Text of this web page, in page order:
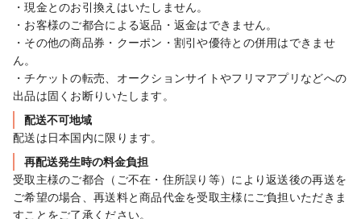
・現金とのお引換えはいたしません。
・お客様のご都合による返品・返金はできません。
・その他の商品券・クーポン・割引や優待との併用はできませ
ん。
・チケットの転売、オークションサイトやフリマアプリなどへの
出品は固くお断りいたします。
配送不可地域
配送は日本国内に限ります。
再配送発生時の料金負担
受取主様のご都合（ご不在・住所誤り等）により返送後の再送を
ご希望の場合、再送料と商品代金を受取主様にご負担いただきま
すことをご了承ください。